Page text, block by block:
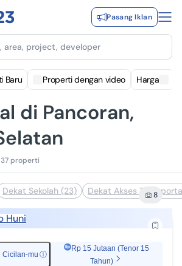
Pasang Iklan
area, project, developer
Baru Properti dengan video Harga
di Pancoran,
properti
Dekat Sekolah (23) Dekat Akses 8
Huni
Cicilan-mu ⓘ
Rp 15 Jutaan (Tenor 15
Tahun)